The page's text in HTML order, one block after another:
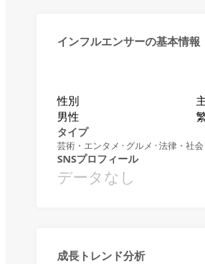
インフルエンサーの基本情報
性別
男性
タイプ
芸術・エンタメ · グルメ · 法律・社会
SNSプロフィール
データなし
成長トレンド分析